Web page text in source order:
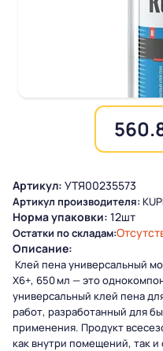
Артикул: УТЯ00235573
Артикул производителя:
Норма упаковки: 12шт
Остатки по складам:
Описание:
Клей пена универсальный
X6+, 650 мл — это
универсальный клей пена
работ, разработанный для
применения. Продукт
как внутри помещений, так